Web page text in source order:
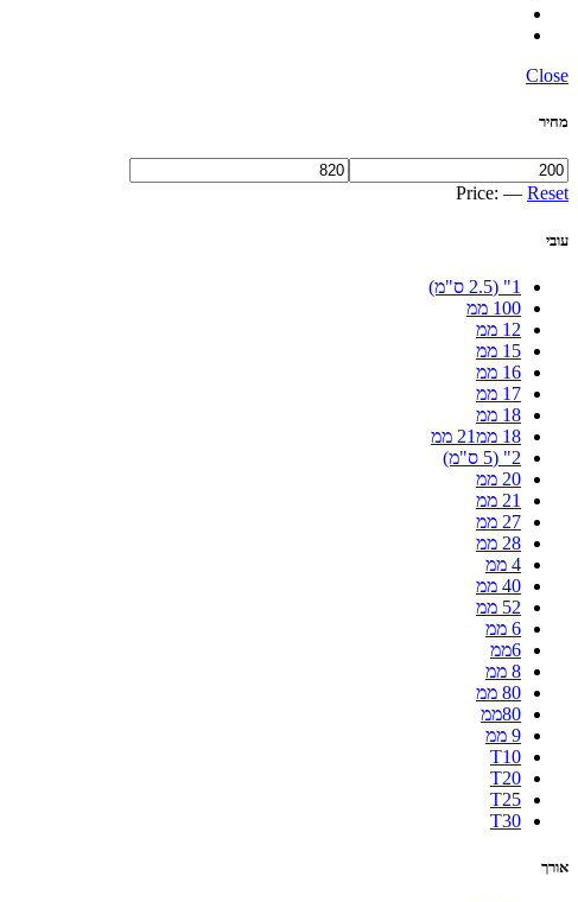
Close
מחיר
Price: — Reset
עובי
1" (2.5 ס"מ)
100 ממ
12 ממ
15 ממ
16 ממ
17 ממ
18 ממ
18 ממ21 ממ
2" (5 ס"מ)
20 ממ
21 ממ
27 ממ
28 ממ
4 ממ
40 ממ
52 ממ
6 ממ
6ממ
8 ממ
80 ממ
80ממ
9 ממ
T10
T20
T25
T30
אורך